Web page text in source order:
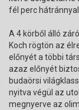
fél perc hátránnyal
A 4 körből álló
Koch rögtön az
előnyét a többi
azaz előnyét
budaörsi
nyitva végül az
megnyerve az